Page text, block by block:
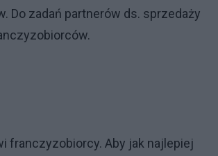
Do zadań partnerów ds. sprzedaży
franczyzobiorcy. Aby jak najlepiej